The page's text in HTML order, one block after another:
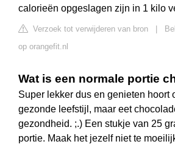
calorieën opgeslagen zijn in 1 kilo
Verzoek tot verwijderen van bron
op orangefit.nl
Wat is een normale portie
Super lekker dus en genieten hoort
gezonde leefstijl, maar eet
gezondheid. ;.) Een stukje van 25
portie. Maak het jezelf niet te